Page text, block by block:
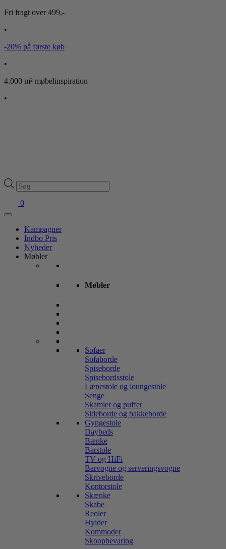
Fri fragt over 499,-
•
-20% på første køb
•
4.000 m² møbelinspiration
•
Products
search
0
Kampagner
Indbo Pris
Nyheder
Møbler
Møbler
Sofaer
Sofaborde
Spiseborde
Spisebordsstole
Lænestole og loungestole
Senge
Skamler og puffer
Sideborde og bakkeborde
Gyngestole
Daybeds
Bænke
Barstole
TV og HiFi
Barvogne og serveringsvogne
Skriveborde
Kontorstole
Skænke
Skabe
Reoler
Hylder
Kommoder
Skoopbevaring